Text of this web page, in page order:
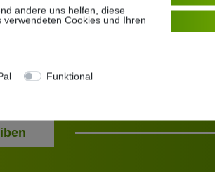
Shop ab
andere uns helfen, diese
Cookies und Ihren
Funktional